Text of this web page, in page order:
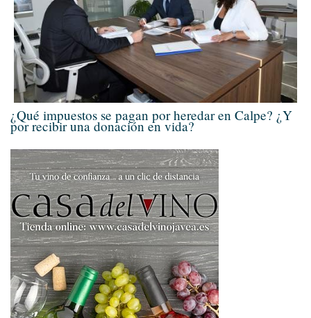
¿Qué impuestos se pagan por heredar en Calpe? ¿Y
por recibir una donación en vida?